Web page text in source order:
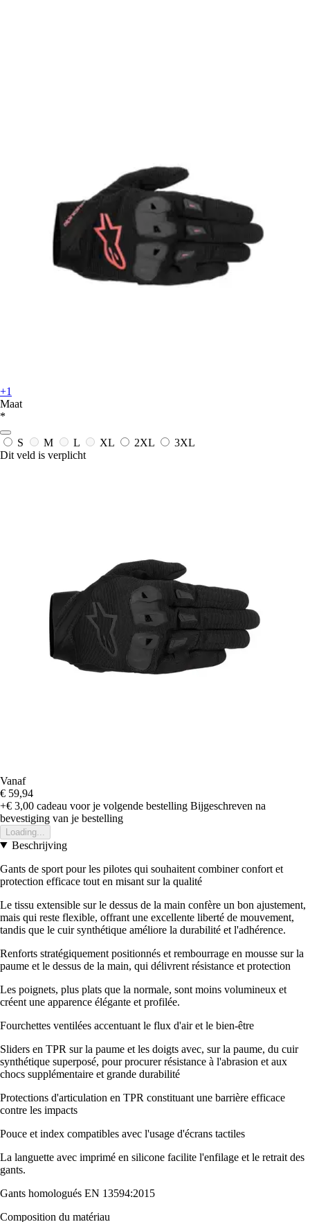
+1
Maat
*
S M L XL 2XL
3XL
Dit veld is verplicht
Vanaf
€ 59,94
+€ 3,00 cadeau voor je volgende bestelling Bijgeschreven na
bevestiging van je bestelling
Loading...
Beschrijving
Gants de sport pour les pilotes qui souhaitent combiner confort et
protection efficace tout en misant sur la qualité
Le tissu extensible sur le dessus de la main confère un bon ajustement,
mais qui reste flexible, offrant une excellente liberté de mouvement,
tandis que le cuir synthétique améliore la durabilité et l'adhérence.
Renforts stratégiquement positionnés et rembourrage en mousse sur la
paume et le dessus de la main, qui délivrent résistance et protection
Les poignets, plus plats que la normale, sont moins volumineux et
créent une apparence élégante et profilée.
Fourchettes ventilées accentuant le flux d'air et le bien-être
Sliders en TPR sur la paume et les doigts avec, sur la paume, du cuir
synthétique superposé, pour procurer résistance à l'abrasion et aux
chocs supplémentaire et grande durabilité
Protections d'articulation en TPR constituant une barrière efficace
contre les impacts
Pouce et index compatibles avec l'usage d'écrans tactiles
La languette avec imprimé en silicone facilite l'enfilage et le retrait des
gants.
Gants homologués EN 13594:2015
Composition du matériau